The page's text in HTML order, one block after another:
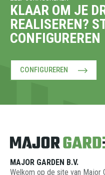
KLAAR OM JE
REALISEREN?
CONFIGUREREN
CONFIGUREREN
MAJOR GARDEN B.V.
Welkom op de site van Major